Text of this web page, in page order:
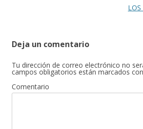
Deja un comentario
Tu dirección de correo electrónico no
campos obligatorios están marcados con
Comentario